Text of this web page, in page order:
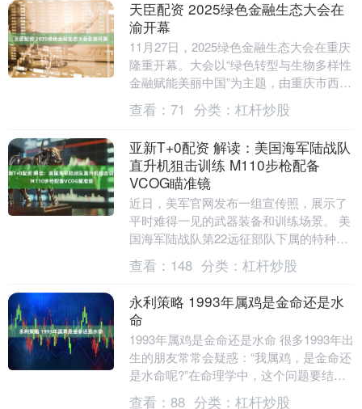
天臣配资 2025绿色金融生态大会在
渝开幕
11月27日，2025绿色金融生态大会在重庆
隆重开幕。大会以“绿色转型与生物多样性
金融赋能美丽中国”为主题，由重庆市西部
绿色金融研究院、中国银河证券股份有限
公司....
查看： 71 分类： 杠杆炒股
亚新T+0配资 解读：美国海军陆战队
直升机狙击训练 M110步枪配备
VCOG瞄准镜
近日，美军官网发布一组宣传照，展示了
平时难得一见的武器装备和训练场景。 美
国海军陆战队第22远征部队下属的特种部
队成员在加勒比海部署期间，搭乘第26海
上作战直升....
查看： 148 分类： 杠杆炒股
永利策略 1993年属鸡是金命还是水
命
1993年属鸡是金命还是水命 很多1993年出
生的朋友常常会疑惑：“我属鸡，是金命还
是水命呢?”在命理学中，这个问题要结合
农历年份、天干地支与纳音五行来分析。
查看： 88 分类： 杠杆炒股